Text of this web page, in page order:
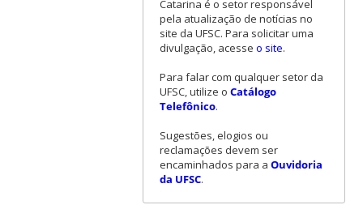
Catarina é o setor responsável
pela atualização de notícias no
site da UFSC. Para solicitar uma
divulgação, acesse o site.
Para falar com qualquer setor da
UFSC, utilize o Catálogo
Telefônico.
Sugestões, elogios ou
reclamações devem ser
encaminhados para a Ouvidoria
da UFSC.